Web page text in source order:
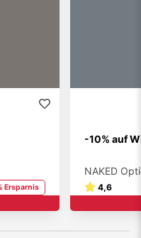
Ersparnis
-10% auf
NAKED
4,6